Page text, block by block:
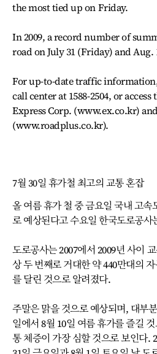
the most tied up on Friday.
In 2009, a record number of
road on July 31 (Friday) and Aug.
For up-to-date traffic
call center at 1588-2504, or
Express Corp. (www.ex.co.kr)
(www.roadplus.co.kr).
7월 30일 휴가철 최고의 교통 혼잡
올 여름 휴가 철 중 금요일 국내 고
로 예상된다고 수요일 한국도로공사
도로공사는 2007에서 2009년 사이
상 두 번째로 거대한 약 440만대의
를 달린 것으로 알려졌다.
주말은 맑을 것으로 예상되며, 대부
일에서 8월 10일 여름 휴가를 즐길
통 체증이 가장 심할 것으로 보인다.